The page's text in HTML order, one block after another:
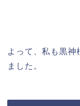
よって、私も黒神
ました。